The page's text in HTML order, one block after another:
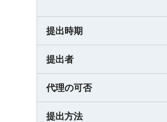
提出時期
提出者
代理の可否
提出方法